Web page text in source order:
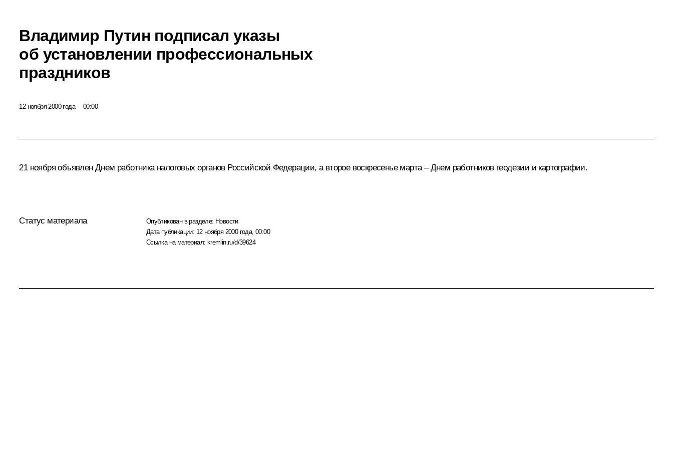
Владимир Путин подписал указы
об установлении профессиональных
праздников
12 ноября 2000 года 00:00
21 ноября объявлен Днем работника налоговых органов Российской Федерации, а второе воскресенье марта – Днем работников геодезии и картографии.
Статус материала Опубликован в разделе: Новости
Дата публикации: 12 ноября 2000 года, 00:00
Ссылка на материал: kremlin.ru/d/39624